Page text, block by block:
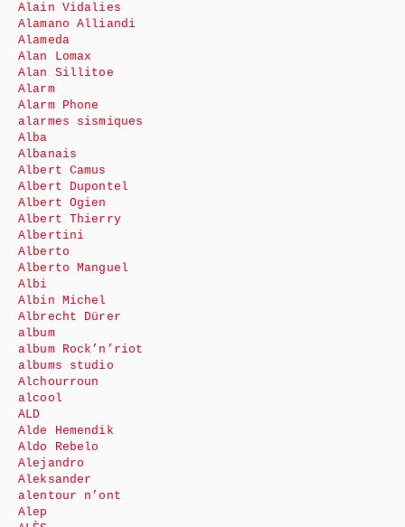
Alain Vidalies
Alamano Alliandi
Alameda
Alan Lomax
Alan Sillitoe
Alarm
Alarm Phone
alarmes sismiques
Alba
Albanais
Albert Camus
Albert Dupontel
Albert Ogien
Albert Thierry
Albertini
Alberto
Alberto Manguel
Albi
Albin Michel
Albrecht Dürer
album
album Rock’n’riot
albums studio
Alchourroun
alcool
ALD
Alde Hemendik
Aldo Rebelo
Alejandro
Aleksander
alentour n’ont
Alep